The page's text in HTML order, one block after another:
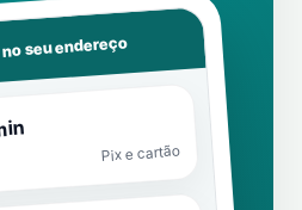
seu endereço
Pix e cartão